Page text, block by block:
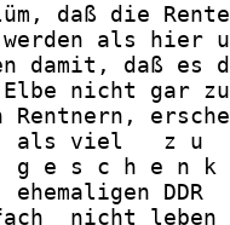
daß die
als hier
damit, daß es
nicht gar
Rentnern,
als viel   z u
g e s c h e n
ehemaligen DDR
nicht